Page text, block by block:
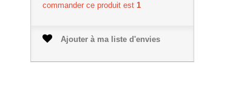
commander ce produit est 1
Ajouter à ma liste d'envies